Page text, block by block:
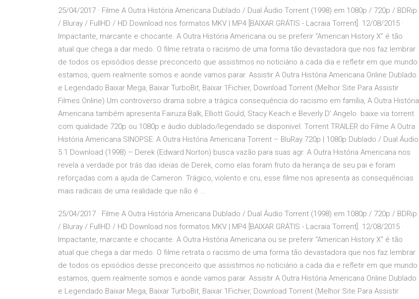
25/04/2017 · Filme A Outra História Americana Dublado / Dual Áudio Torrent (1998) em 1080p / 720p / BDRip
/ Bluray / FullHD / HD Download nos formatos MKV | MP4 [BAIXAR GRÁTIS - Lacraia Torrent]. 12/08/2015 ·
Impactante, marcante e chocante. A Outra História Americana ou se preferir “American History X” é tão
atual que chega a dar medo. O filme retrata o racismo de uma forma tão devastadora que nos faz lembrar
de todos os episódios desse preconceito que assistimos no noticiário a cada dia e refletir em que mundo
estamos, quem realmente somos e aonde vamos parar. Assistir A Outra História Americana Online Dublado
e Legendado Baixar Mega, Baixar TurboBit, Baixar 1Fichier, Download Torrent (Melhor Site Para Assistir
Filmes Online) Um controverso drama sobre a trágica consequência do racismo em família, A Outra História
Americana também apresenta Fairuza Balk, Elliott Gould, Stacy Keach e Beverly D’ Angelo. baixe via torrent
com qualidade 720p ou 1080p e áudio dublado/legendado se disponivel. Torrent TRAILER do Filme A Outra
História Americana SINOPSE: A Outra História Americana Torrent – BluRay 720p | 1080p Dublado / Dual Áudio
5.1 Download (1998) – Derek (Edward Norton) busca vazão para suas agr. A Outra História Americana nos
revela a verdade por trás das ideias de Derek, como elas foram fruto da herança de seu pai e foram
reforçadas com a ajuda de Cameron. Trágico, violento e cru, esse filme nos apresenta as consequências
mais radicais de uma realidade que não é …
25/04/2017 · Filme A Outra História Americana Dublado / Dual Áudio Torrent (1998) em 1080p / 720p / BDRip
/ Bluray / FullHD / HD Download nos formatos MKV | MP4 [BAIXAR GRÁTIS - Lacraia Torrent]. 12/08/2015 ·
Impactante, marcante e chocante. A Outra História Americana ou se preferir “American History X” é tão
atual que chega a dar medo. O filme retrata o racismo de uma forma tão devastadora que nos faz lembrar
de todos os episódios desse preconceito que assistimos no noticiário a cada dia e refletir em que mundo
estamos, quem realmente somos e aonde vamos parar. Assistir A Outra História Americana Online Dublado
e Legendado Baixar Mega, Baixar TurboBit, Baixar 1Fichier, Download Torrent (Melhor Site Para Assistir